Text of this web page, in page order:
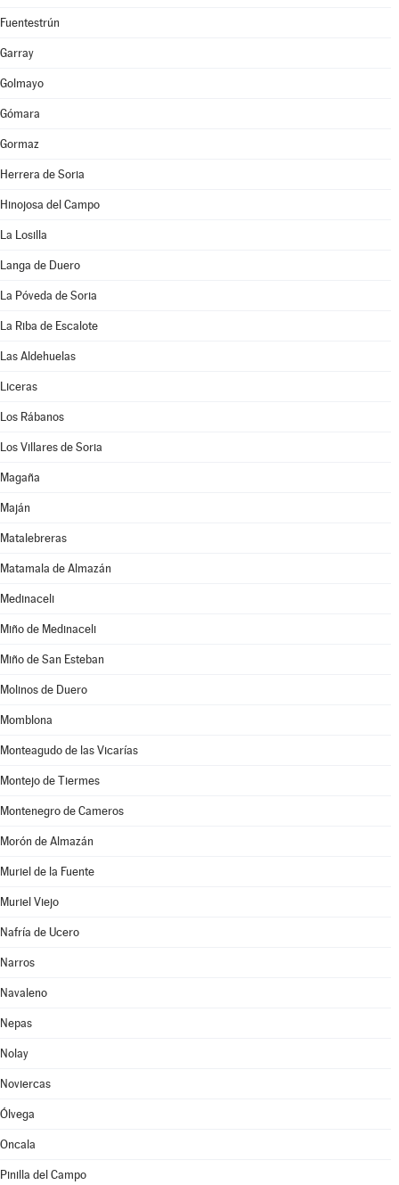
Fuentestrún
Garray
Golmayo
Gómara
Gormaz
Herrera de Soria
Hinojosa del Campo
La Losilla
Langa de Duero
La Póveda de Soria
La Riba de Escalote
Las Aldehuelas
Liceras
Los Rábanos
Los Villares de Soria
Magaña
Maján
Matalebreras
Matamala de Almazán
Medinaceli
Miño de Medinaceli
Miño de San Esteban
Molinos de Duero
Momblona
Monteagudo de las Vicarías
Montejo de Tiermes
Montenegro de Cameros
Morón de Almazán
Muriel de la Fuente
Muriel Viejo
Nafría de Ucero
Narros
Navaleno
Nepas
Nolay
Noviercas
Ólvega
Oncala
Pinilla del Campo